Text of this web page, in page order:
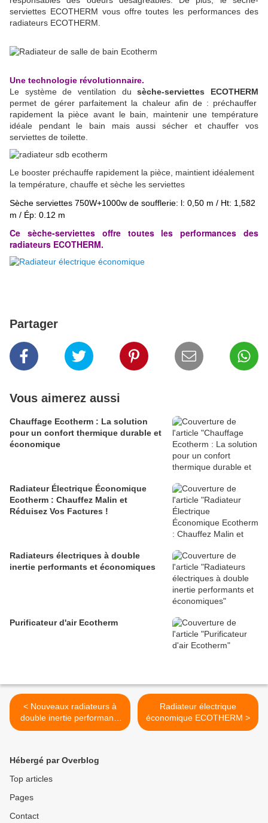
serviettes ECOTHERM vous offre toutes les performances des
radiateurs ECOTHERM.
Une technologie révolutionnaire.
Le système de ventilation dusèche-serviettes ECOTHERM
permet de gérer parfaitement la chaleur afin de : préchauffer
rapidement la pièce avant le bain, maintenir une température
idéale pendant le bain mais aussi sécher et chauffer vos
serviettes de toilette.
Le booster préchauffe rapidement la pièce, maintient idéalement
la température, chauffe et sèche les serviettes
Sèche serviettes 750W+1000w de soufflerie: l: 0,50 m / Ht: 1,582
m / Ép: 0.12 m
Ce sèche-serviettes offre toutes les performances des
radiateurs ECOTHERM.
Partager
Vous aimerez aussi
Chauffage Ecotherm : La solution
pour un confort thermique durable et
économique
Radiateur Électrique Économique
Ecotherm : Chauffez Malin et
Réduisez Vos Factures !
Radiateurs électriques à double
inertie performants et économiques
Purificateur d'air Ecotherm
< Nouveaux radiateurs à
double inertie performants
et économiques ECOBI.
Radiateur électrique
économique ECOTHERM >
Hébergé par Overblog
Top articles
Pages
Contact